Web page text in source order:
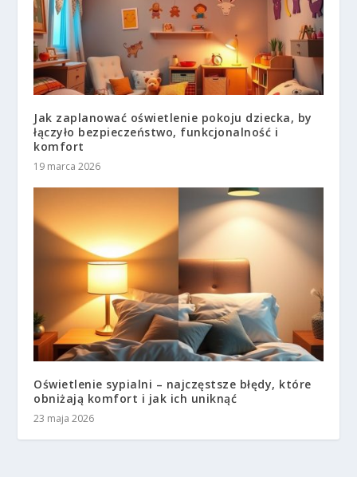
Jak zaplanować oświetlenie pokoju dziecka, by
łączyło bezpieczeństwo, funkcjonalność i
komfort
19 marca 2026
Oświetlenie sypialni – najczęstsze błędy, które
obniżają komfort i jak ich uniknąć
23 maja 2026